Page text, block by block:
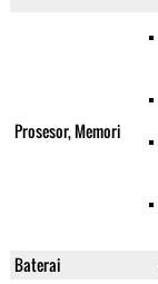
Prosesor, Memori
Baterai